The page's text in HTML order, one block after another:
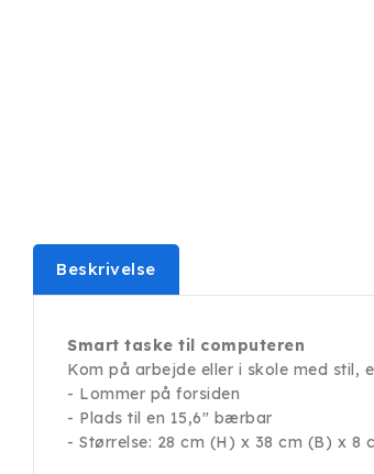
Beskrivelse
Smart taske til computeren
Kom på arbejde eller i skole med stil,
- Lommer på forsiden
- Plads til en 15,6" bærbar
- Størrelse: 28 cm (H) x 38 cm (B) x 8